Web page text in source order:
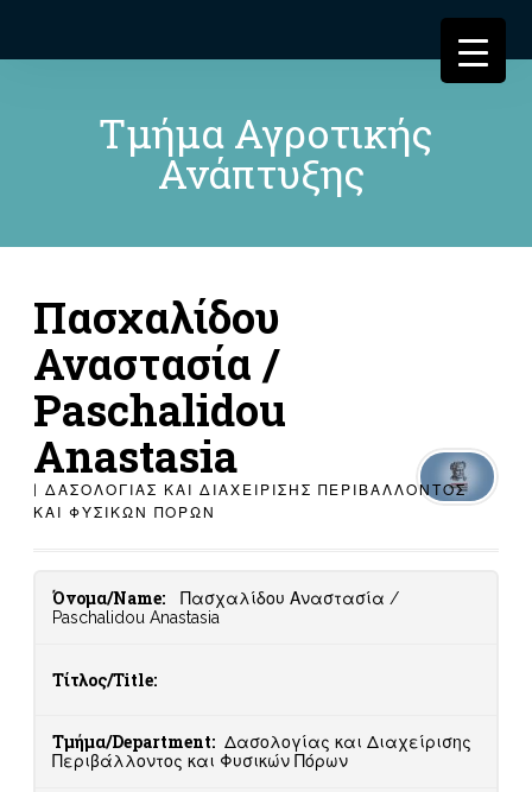
Τμήμα Αγροτικής
Ανάπτυξης
Πασχαλίδου
Αναστασία /
Paschalidou
Anastasia
| ΔΑΣΟΛΟΓΊΑΣ ΚΑΙ ΔΙΑΧΕΊΡΙΣΗΣ ΠΕΡΙΒΆΛΛΟΝΤΟΣ
ΚΑΙ ΦΥΣΙΚΏΝ ΠΌΡΩΝ
Όνομα/Name:
Πασχαλίδου Αναστασία /
Paschalidou Anastasia
Τίτλος/Title:
Τμήμα/Department: Δασολογίας και Διαχείρισης
Περιβάλλοντος και Φυσικών Πόρων